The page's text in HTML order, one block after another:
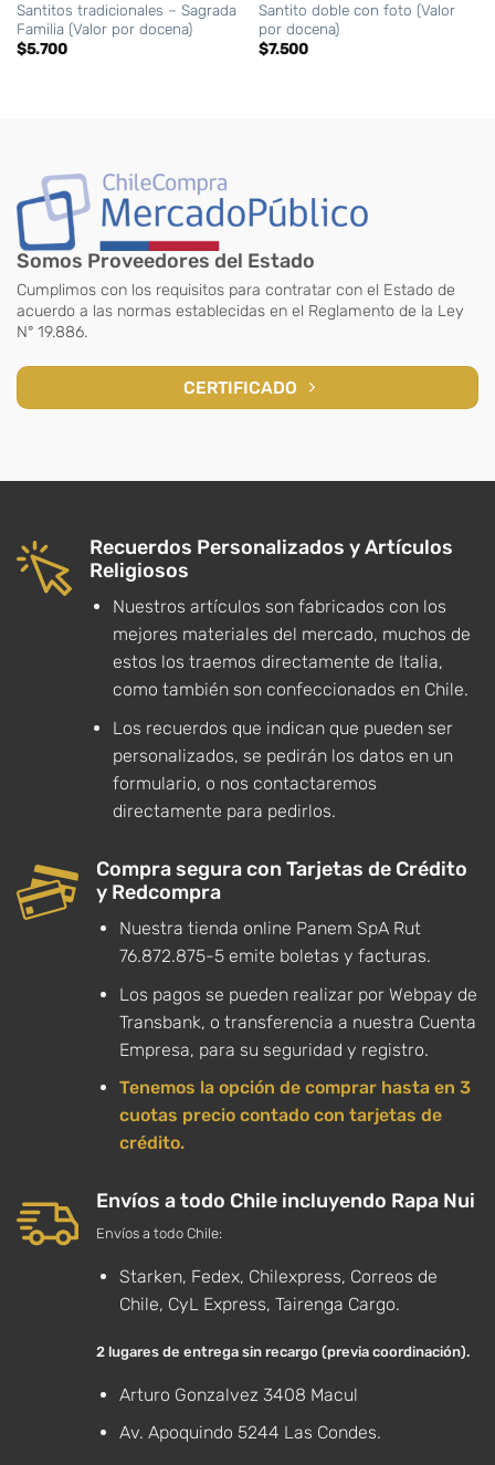
Santitos tradicionales – Sagrada
Familia (Valor por docena)
$5.700
Santito doble con foto (Valor
por docena)
$7.500
Somos Proveedores del Estado
Cumplimos con los requisitos para contratar con el Estado de
acuerdo a las normas establecidas en el Reglamento de la Ley
N° 19.886.
CERTIFICADO
Recuerdos Personalizados y Artículos
Religiosos
Nuestros artículos son fabricados con los
mejores materiales del mercado, muchos de
estos los traemos directamente de Italia,
como también son confeccionados en Chile.
Los recuerdos que indican que pueden ser
personalizados, se pedirán los datos en un
formulario, o nos contactaremos
directamente para pedirlos.
Compra segura con Tarjetas de Crédito
y Redcompra
Nuestra tienda online Panem SpA Rut
76.872.875-5 emite boletas y facturas.
Los pagos se pueden realizar por Webpay de
Transbank, o transferencia a nuestra Cuenta
Empresa, para su seguridad y registro.
Tenemos la opción de comprar hasta en 3
cuotas precio contado con tarjetas de
crédito.
Envíos a todo Chile incluyendo Rapa Nui
Envíos a todo Chile:
Starken, Fedex, Chilexpress, Correos de
Chile, CyL Express, Tairenga Cargo.
2 lugares de entrega sin recargo (previa coordinación).
Arturo Gonzalvez 3408 Macul
Av. Apoquindo 5244 Las Condes.